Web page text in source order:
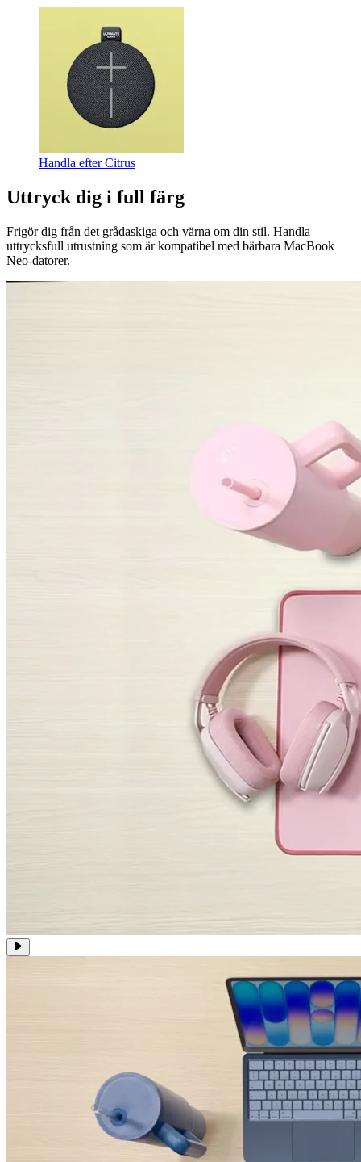
Handla efter Citrus
Uttryck dig i full färg
Frigör dig från det grådaskiga och värna om din stil. Handla
uttrycksfull utrustning som är kompatibel med bärbara MacBook
Neo-datorer.